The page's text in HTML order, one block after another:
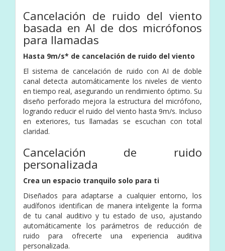
Cancelación de ruido del viento
basada en AI de dos micrófonos
para llamadas
Hasta 9m/s* de cancelación de ruido del viento
El sistema de cancelación de ruido con AI de doble
canal detecta automáticamente los niveles de viento
en tiempo real, asegurando un rendimiento óptimo. Su
diseño perforado mejora la estructura del micrófono,
logrando reducir el ruido del viento hasta 9m/s. Incluso
en exteriores, tus llamadas se escuchan con total
claridad.
Cancelación de ruido
personalizada
Crea un espacio tranquilo solo para ti
Diseñados para adaptarse a cualquier entorno, los
audífonos identifican de manera inteligente la forma
de tu canal auditivo y tu estado de uso, ajustando
automáticamente los parámetros de reducción de
ruido para ofrecerte una experiencia auditiva
personalizada.